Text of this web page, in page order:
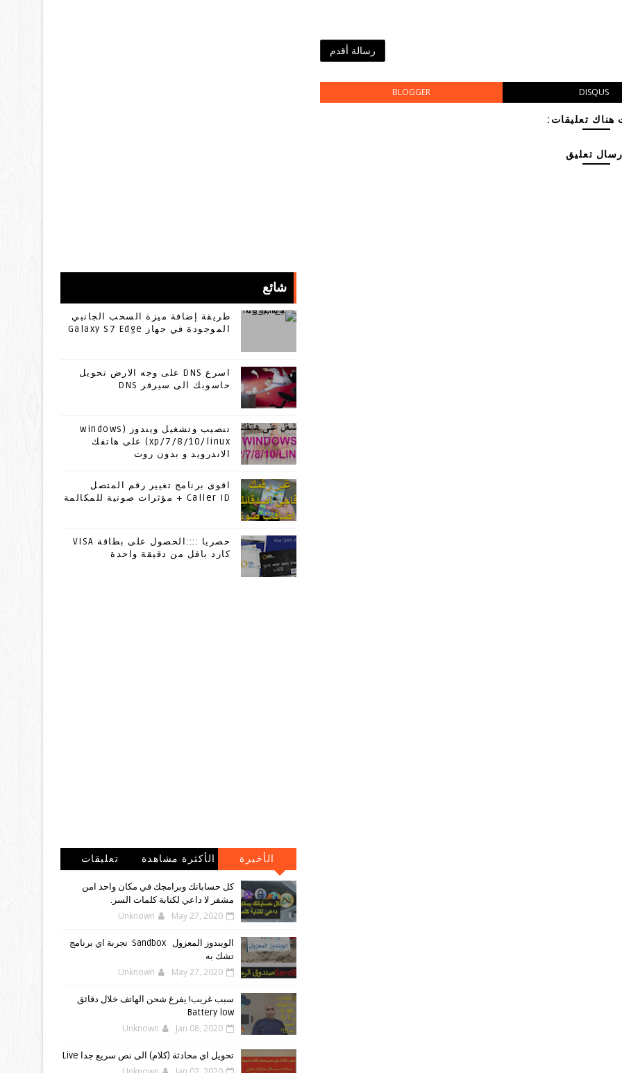
رسالة أقدم
BLOGGER DISQUS
هناك تعليقات:
تعليق
شائع
طريقة إضافة ميزة السحب الجانبي
الموجودة في جهاز Galaxy S7 Edge
اسرع DNS على وجه الارض تحويل
حاسوبك الى سيرفر DNS
تنصيب وتشغيل ويندوز (windows
xp/7/8/10/linux) على هاتفك
الاندرويد و بدون روت
اقوى برنامج تغيير رقم المتصل
Caller ID + مؤثرات صوتية للمكالمة
حصريا ::::الحصول على بطاقة VISA
كارد باقل من دقيقة واحدة
الأخيرة الأكثرة مشاهدة تعليقات
كل حساباتك وبرامجك في مكان واحد امن
مشفر لا داعي لكتابة كلمات السر.
Unknown May 27, 2020
الويندوز ‏المعزول ‏Sandbox ‎ ‎ ‏ ‏تجربة ‏اي ‏برنامج
‏تشك ‏به
Unknown May 27, 2020
سبب غريب! يفرغ شحن الهاتف خلال دقائق
Battery low
Unknown Jan 08, 2020
تحويل اي محادثة (كلام) الى نص سريع جدا Live